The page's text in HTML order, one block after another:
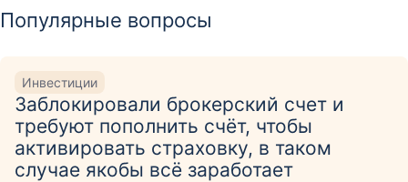
Популярные вопросы
Инвестиции
Заблокировали брокерский счет и
требуют пополнить счёт, чтобы
активировать страховку, в таком
случае якобы всё заработает